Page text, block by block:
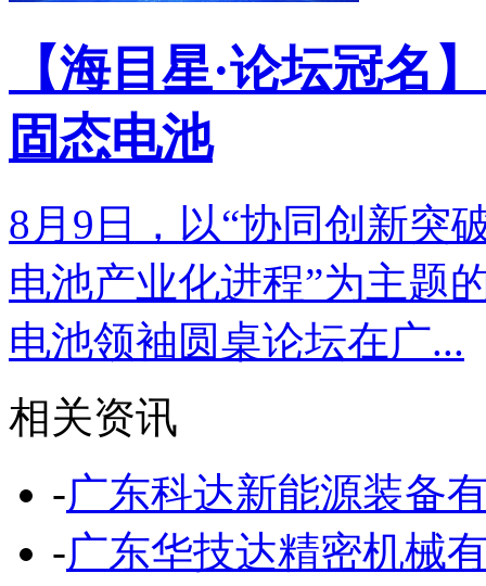
【海目星·论坛冠名
固态电池
8月9日，以“协同创新突
电池产业化进程”为主题
电池领袖圆桌论坛在广...
相关资讯
-广东科达新能源装备
-广东华技达精密机械